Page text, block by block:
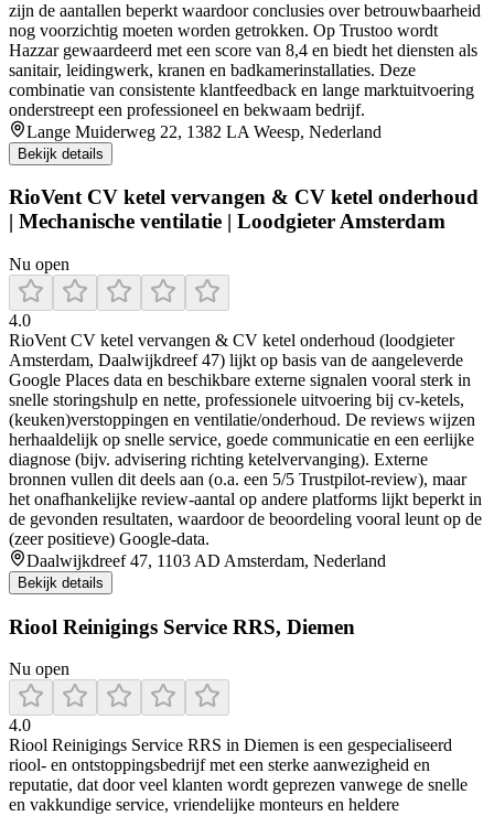
zijn de aantallen beperkt waardoor conclusies over betrouwbaarheid
nog voorzichtig moeten worden getrokken. Op Trustoo wordt
Hazzar gewaardeerd met een score van 8,4 en biedt het diensten als
sanitair, leidingwerk, kranen en badkamerinstallaties. Deze
combinatie van consistente klantfeedback en lange marktuitvoering
onderstreept een professioneel en bekwaam bedrijf.
Lange Muiderweg 22, 1382 LA Weesp, Nederland
Bekijk details
RioVent CV ketel vervangen & CV ketel onderhoud
| Mechanische ventilatie | Loodgieter Amsterdam
Nu open
4.0
RioVent CV ketel vervangen & CV ketel onderhoud (loodgieter
Amsterdam, Daalwijkdreef 47) lijkt op basis van de aangeleverde
Google Places data en beschikbare externe signalen vooral sterk in
snelle storingshulp en nette, professionele uitvoering bij cv-ketels,
(keuken)verstoppingen en ventilatie/onderhoud. De reviews wijzen
herhaaldelijk op snelle service, goede communicatie en een eerlijke
diagnose (bijv. advisering richting ketelvervanging). Externe
bronnen vullen dit deels aan (o.a. een 5/5 Trustpilot-review), maar
het onafhankelijke review-aantal op andere platforms lijkt beperkt in
de gevonden resultaten, waardoor de beoordeling vooral leunt op de
(zeer positieve) Google-data.
Daalwijkdreef 47, 1103 AD Amsterdam, Nederland
Bekijk details
Riool Reinigings Service RRS, Diemen
Nu open
4.0
Riool Reinigings Service RRS in Diemen is een gespecialiseerd
riool- en ontstoppingsbedrijf met een sterke aanwezigheid en
reputatie, dat door veel klanten wordt geprezen vanwege de snelle
en vakkundige service, vriendelijke monteurs en heldere